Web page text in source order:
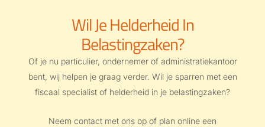
Wil Je Helderheid In
Belastingzaken?
Of je nu particulier, ondernemer of administratiekantoor
bent, wij helpen je graag verder. Wil je sparren met een
fiscaal specialist of helderheid in je belastingzaken?
Neem contact met ons op of plan online een